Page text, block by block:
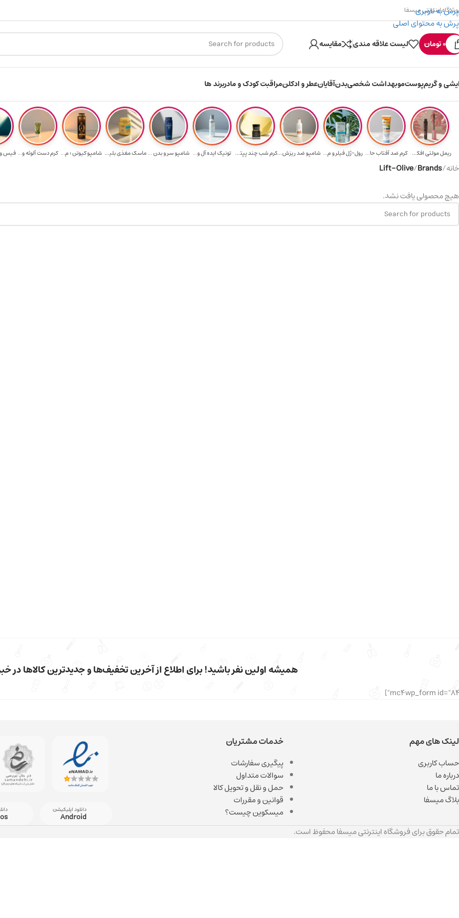
پرش به ناوبری
پرش به محتوای اصلی
ارسال رایگان برای خرید ۳.۵ میلیون به یالا ۳۰۰ میسکوین (۳۰ هزار تومن) هدیه خرید اول
اینترنتی میسفا
0تومان لیست علاقه مندی مقایسه
و گریمپوستموبهداشت شخصیبدنآقایانعطر و ادکلنمراقبت کودک و مادربرند ها
ریمل مولتی افکت... کرم ضد آفتاب حا... رول-ژل فیلر و م... شامپو ضد ریزش و... کرم شب چند پپتی... تونیک ایده آل و... شامپو سر و بدن ... ماسک مغذی بلیتا... شامپو کیوتن ؛ م... کرم دست آلوئه و...
خانه/
Brands
/
Lift-Olive
هیچ محصولی یافت نشد.
همیشه اولین نفر باشید! برای اطلاع از آخرین تخفیف‌ها و جدیدترین کالاها در
لینک های مهم
حساب کاربری
درباره ما
تماس با ما
بلاگ میسفا
خدمات مشتریان
پیگیری سفارشات
سوالات متداول
حمل و نقل و تحویل کالا
قوانین و مقررات
میسکوین چیست؟
دانلود اپلیکیشن
Android
تمام حقوق برای فروشگاه اینترنتی میسفا محفوظ است.